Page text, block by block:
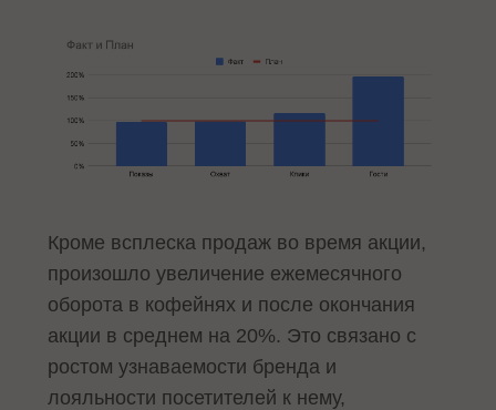
Кроме всплеска продаж во время акции,
произошло увеличение ежемесячного
оборота в кофейнях и после окончания
акции в среднем на 20%. Это связано с
ростом узнаваемости бренда и
лояльности посетителей к нему,